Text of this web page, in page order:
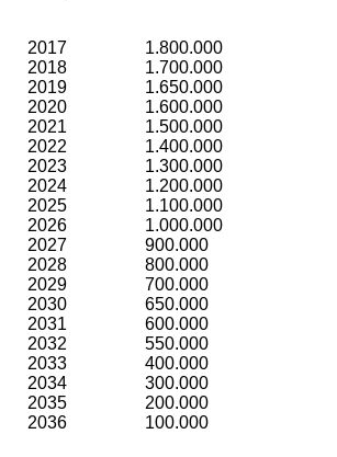
2017
1.800.000
2018
1.700.000
2019
1.650.000
2020
1.600.000
2021
1.500.000
2022
1.400.000
2023
1.300.000
2024
1.200.000
2025
1.100.000
2026
1.000.000
2027
900.000
2028
800.000
2029
700.000
2030
650.000
2031
600.000
2032
550.000
2033
400.000
2034
300.000
2035
200.000
2036
100.000